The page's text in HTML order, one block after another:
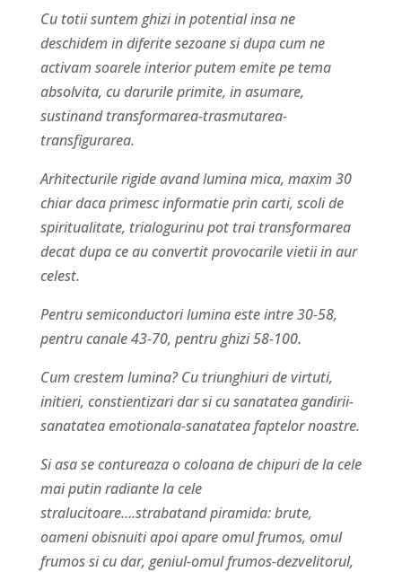
Cu totii suntem ghizi in potential insa ne
deschidem in diferite sezoane si dupa cum ne
activam soarele interior putem emite pe tema
absolvita, cu darurile primite, in asumare,
sustinand transformarea-trasmutarea-
transfigurarea.
Arhitecturile rigide avand lumina mica, maxim 30
chiar daca primesc informatie prin carti, scoli de
spiritualitate, trialogurinu pot trai transformarea
decat dupa ce au convertit provocarile vietii in aur
celest.
Pentru semiconductori lumina este intre 30-58,
pentru canale 43-70, pentru ghizi 58-100.
Cum crestem lumina? Cu triunghiuri de virtuti,
initieri, constientizari dar si cu sanatatea gandirii-
sanatatea emotionala-sanatatea faptelor noastre.
Si asa se contureaza o coloana de chipuri de la cele
mai putin radiante la cele
stralucitoare….strabatand piramida: brute,
oameni obisnuiti apoi apare omul frumos, omul
frumos si cu dar, geniul-omul frumos-dezvelitorul,